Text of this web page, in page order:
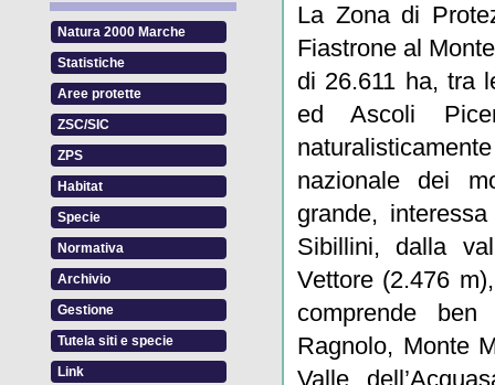
Natura 2000 Marche
Statistiche
Aree protette
ZSC/SIC
ZPS
Habitat
Specie
Normativa
Archivio
Gestione
Tutela siti e specie
Link
La Zona di
Fiastrone al
di 26.611 ha, tra
ed Ascoli
nazionale dei
grande,
Sibillini, dalla
Vettore (2.476
comprende
Ragnolo, Monte
Valle